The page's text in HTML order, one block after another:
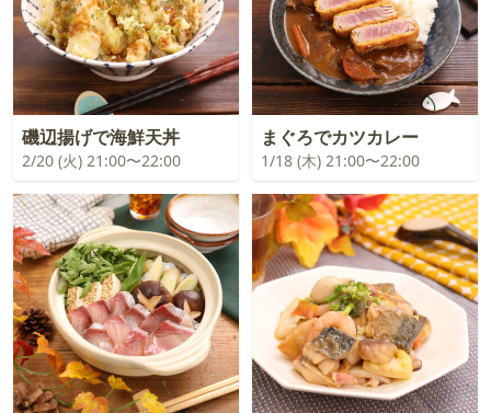
磯辺揚げで海鮮天丼
2/20 (火) 21:00〜22:00
まぐろでカツカレー
1/18 (木) 21:00〜22:00